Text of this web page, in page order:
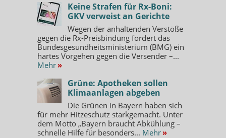
Keine Strafen für Rx-Boni:
GKV verweist an Gerichte
Wegen der anhaltenden Verstöße
gegen die Rx-Preisbindung fordert das
Bundesgesundheitsministerium (BMG) ein
hartes Vorgehen gegen die Versender –...
Mehr »
Grüne: Apotheken sollen
Klimaanlagen abgeben
Die Grünen in Bayern haben sich
für mehr Hitzeschutz starkgemacht. Unter
dem Motto „Bayern braucht Abkühlung –
schnelle Hilfe für besonders... Mehr »